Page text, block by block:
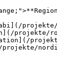
projekte/